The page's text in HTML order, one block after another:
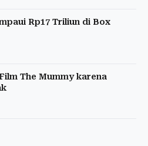
Rp17 Triliun di Box
The Mummy karena